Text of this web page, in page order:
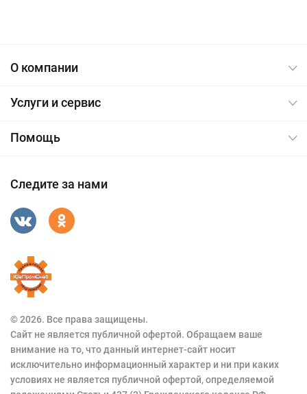
О компании
Услуги и сервис
Помощь
Следите за нами
© 2026. Все права защищены.
Сайт не является публичной офертой. Обращаем ваше
внимание на то, что данный интернет-сайт носит
исключительно информационный характер и ни при каких
условиях не является публичной офертой, определяемой